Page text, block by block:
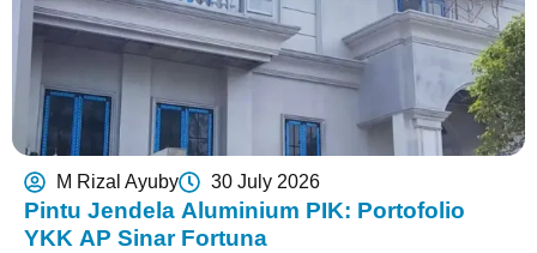
M Rizal Ayuby 30 July 2026
Pintu Jendela Aluminium PIK: Portofolio
YKK AP Sinar Fortuna